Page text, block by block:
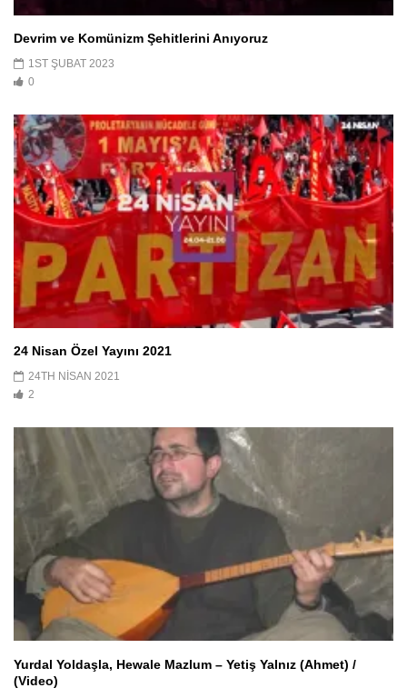
Devrim ve Komünizm Şehitlerini Anıyoruz
1ST ŞUBAT 2023
0
24 Nisan Özel Yayını 2021
24TH NISAN 2021
2
Yurdal Yoldaşla, Hewale Mazlum – Yetiş Yalnız (Ahmet) /
(Video)